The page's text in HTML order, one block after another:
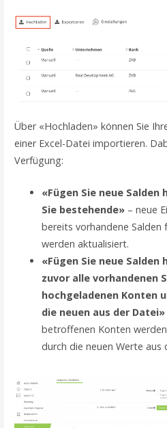
Über «Hochladen» können Sie
einer Excel-Datei importieren.
Verfügung:
«Fügen Sie neue
Sie bestehende»– neue
bereits vorhandene Salden
werden aktualisiert.
«Fügen Sie neue
zuvor alle vorhandenen
hochgeladenen Konten
die neuen aus der Datei»
betroffenen Konten
durch die neuen Werte